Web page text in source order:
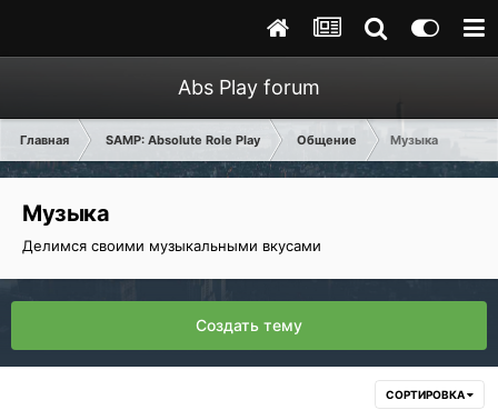
Abs Play forum
Главная SAMP: Absolute Role Play Общение Музыка
Музыка
Делимся своими музыкальными вкусами
Создать тему
СОРТИРОВКА